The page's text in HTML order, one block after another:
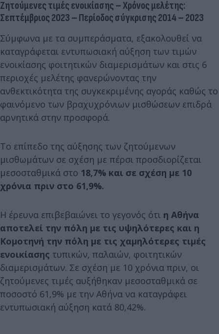
Ζητούμενες τιμές ενοικίασης – Χρόνος μελέτης:
Σεπτέμβριος 2023 – Περίοδος σύγκρισης 2014 – 2023
Σύμφωνα με τα συμπεράσματα, εξακολουθεί να
καταγράφεται εντυπωσιακή αύξηση των τιμών
ενοικίασης φοιτητικών διαμερισμάτων και στις 6
περιοχές μελέτης φανερώνοντας την
ανθεκτικότητα της συγκεκριμένης αγοράς καθώς το
φαινόμενο των βραχυχρόνιων μισθώσεων επιδρά
αρνητικά στην προσφορά.
Το επίπεδο της αύξησης των ζητούμενων
μισθωμάτων σε σχέση με πέρσι προσδιορίζεται
μεσοσταθμικά στο 18,7% και σε σχέση με 10
χρόνια πριν στο 61,9%.
Η έρευνα επιβεβαιώνει το γεγονός ότι η Αθήνα
αποτελεί την πόλη με τις υψηλότερες και η
Κομοτηνή την πόλη με τις χαμηλότερες τιμές
ενοικίασης τυπικών, παλαιών, φοιτητικών
διαμερισμάτων. Σε σχέση με 10 χρόνια πριν, οι
ζητούμενες τιμές αυξήθηκαν μεσοσταθμικά σε
ποσοστό 61,9% με την Αθήνα να καταγράφει
εντυπωσιακή αύξηση κατά 80,42%.